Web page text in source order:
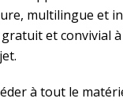
multilingue et
et convivial à
à tout le